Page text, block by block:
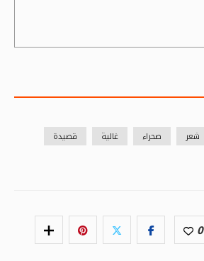
شعر صحراء غالية قصيدة
0